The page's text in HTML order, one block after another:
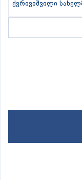
ქვრივიშვილი